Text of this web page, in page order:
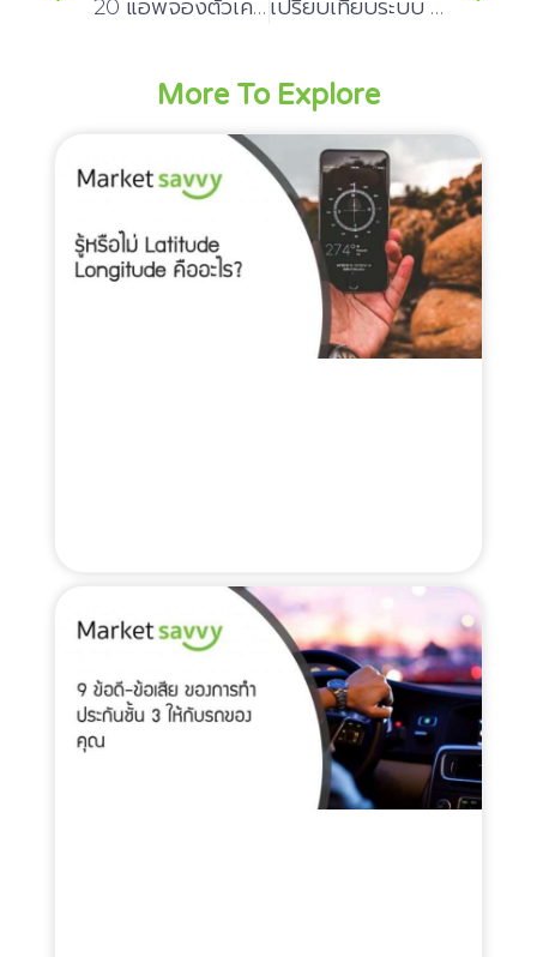
20 แอพจองตั๋วเครื่องบินราคาถูก ที่มาพร้อมข้อดีกับข้อเสีย สายเที่ยวควรรู้ เปรียบเทียบระบบ POS ร้านอาหารแห่งปี 2019
More To Explore